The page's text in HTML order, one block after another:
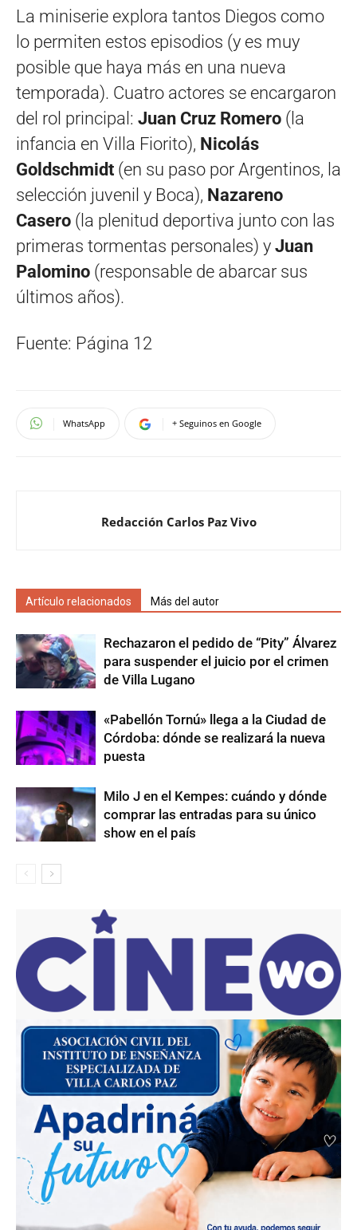
La miniserie explora tantos Diegos como
lo permiten estos episodios (y es muy
posible que haya más en una nueva
temporada). Cuatro actores se encargaron
del rol principal: Juan Cruz Romero (la
infancia en Villa Fiorito), Nicolás
Goldschmidt (en su paso por Argentinos, la
selección juvenil y Boca), Nazareno
Casero (la plenitud deportiva junto con las
primeras tormentas personales) y Juan
Palomino (responsable de abarcar sus
últimos años).
Fuente: Página 12
WhatsApp + Seguinos en Google
Redacción Carlos Paz Vivo
Artículo relacionados Más del autor
Rechazaron el pedido de “Pity” Álvarez
para suspender el juicio por el crimen
de Villa Lugano
«Pabellón Tornú» llega a la Ciudad de
Córdoba: dónde se realizará la nueva
puesta
Milo J en el Kempes: cuándo y dónde
comprar las entradas para su único
show en el país